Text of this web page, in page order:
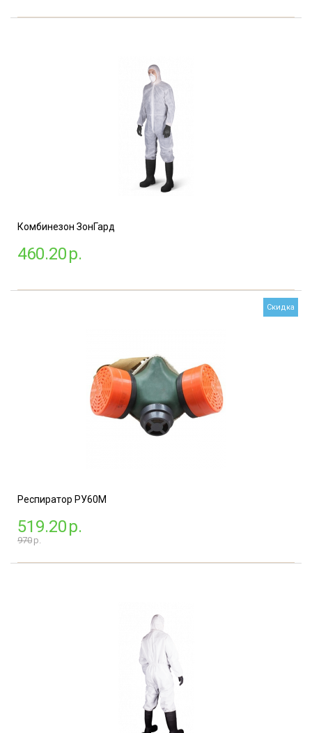
Комбинезон ЗонГард
460.20р.
Скидка
Респиратор РУ60М
519.20р.
970 р.